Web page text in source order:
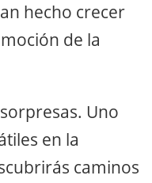
hecho crecer
de la
Uno
en la
caminos